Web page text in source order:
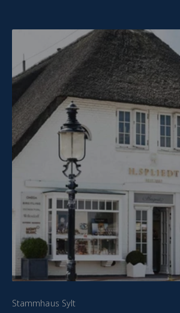
Stammhaus Sylt